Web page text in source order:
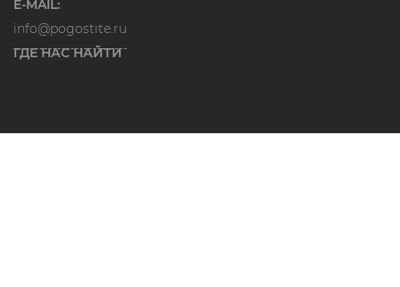
E-MAIL:
info@pogostite.ru
ГДЕ НАС НАЙТИ